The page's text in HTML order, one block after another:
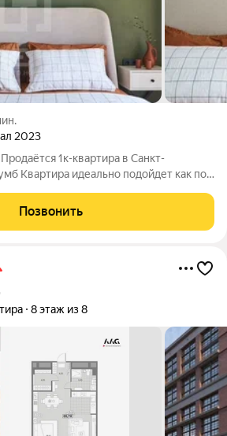
2023
1к-квартирa в Санкт-
Квартира идеально подойдет как под
(10,5 м);
Позвонить
8 этаж из 8